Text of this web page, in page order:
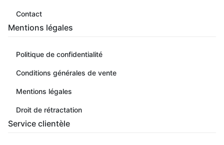
Contact
Mentions légales
Politique de confidentialité
Conditions générales de vente
Mentions légales
Droit de rétractation
Service clientèle